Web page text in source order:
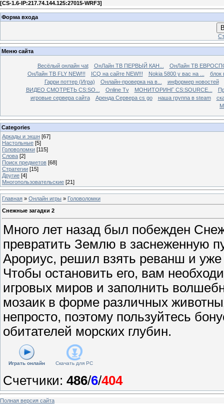
[CS-1.6-IP:217.74.144.125:27015-WRF3]
Форма входа
Меню сайта
Весёлый онлайн чаt ОнЛайн ТВ ПЕРВЫЙ КАН...
ОнЛайн ТВ
ОнЛайн ТВ FLY NEW!!!
ICQ на сайте NEW!!! Nokia 5800 у вас на ...
блок
Гарри поттер (Игра)
Онлайн-проверка на в...
информер новостей
ВИДЕО СМОТРЕТЬ CS:SO...
Online Tv МОНИТОРИНГ CS:SOURCE...
игровые сервера сайта
Аренда Сервера cs go наша группа в steam
Categories
Аркады и экшн [67]
Настольные [5]
Головоломки [115]
Слова [2]
Поиск предметов [68]
Стратегии [15]
Другие [4]
Многопользовательские [21]
Главная » Онлайн игры » Головоломки
Снежные загадки 2
Много лет назад был побежден
превратить Землю в заснеженную
Арориус, решил взять реванш и
Чтобы остановить его, вам
игровых миров и заполнить
мозаик в форме различных
непросто, поэтому пользуйтесь
обитателей морских глубин.
Играть онлайн Скачать для PC
Счетчики: 486/6/404
Полная версия сайта